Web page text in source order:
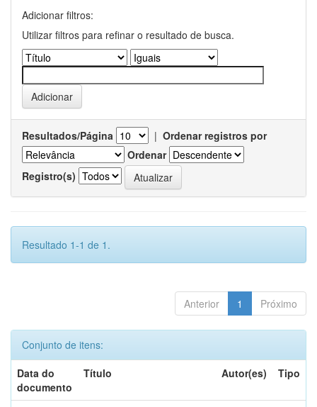
Adicionar filtros:
Utilizar filtros para refinar o resultado de busca.
Resultados/Página | Ordenar registros por
Ordenar
Registro(s)
Resultado 1-1 de 1.
Anterior 1 Próximo
Conjunto de itens:
Data do
documento
Título Autor(es) Tipo